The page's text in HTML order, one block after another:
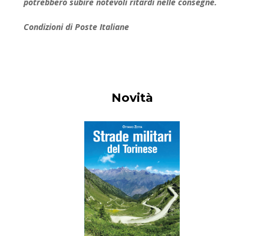
Condizioni di Poste Italiane
Novità